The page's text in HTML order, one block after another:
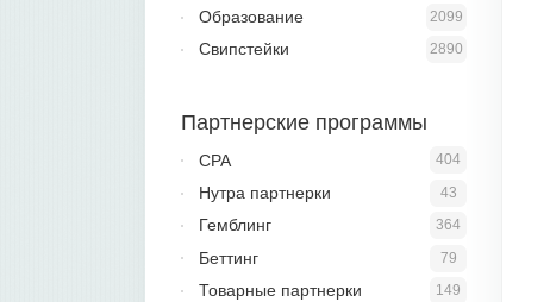
2099
Образование
2890
Свипстейки
Партнерские программы
404
CPA
43
Нутра партнерки
364
Гемблинг
79
Беттинг
149
Товарные партнерки